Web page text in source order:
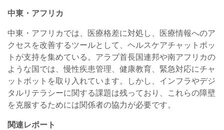
中東・アフリカ
中東・アフリカでは、医療格差に対処し、医療情報へのア
クセスを改善するツールとして、ヘルスケアチャットボッ
トが支持を集めている。アラブ首長国連邦や南アフリカの
ような国では、慢性疾患管理、健康教育、緊急対応にチャ
ットボットを取り入れています。しかし、インフラやデジ
タルリテラシーに関する課題は残っており、これらの障壁
を克服するためには関係者の協力が必要です。
関連レポート